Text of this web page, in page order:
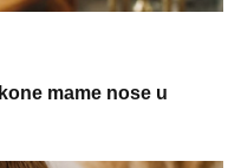
mame nose u